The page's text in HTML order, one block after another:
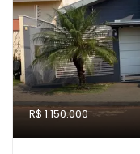
R$ 1.150.000